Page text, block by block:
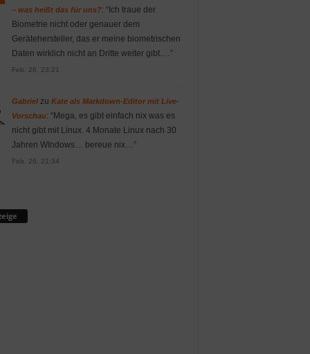
– was heißt das für uns?: “Ich traue der
Biometrie nicht oder genauer dem
Gerätehersteller, das er meine biometrischen
Daten wirklich nicht an Dritte weiter gibt.… ”
Feb. 26, 23:21
Gabrielzu Kate als Markdown-Editor mit Live-
Vorschau: “Mega, es gibt einfach nix was es
nicht gibt mit Linux. 4 Monate Linux nach 30
Jahren WIndows… bereue nix… ”
Feb. 26, 21:34